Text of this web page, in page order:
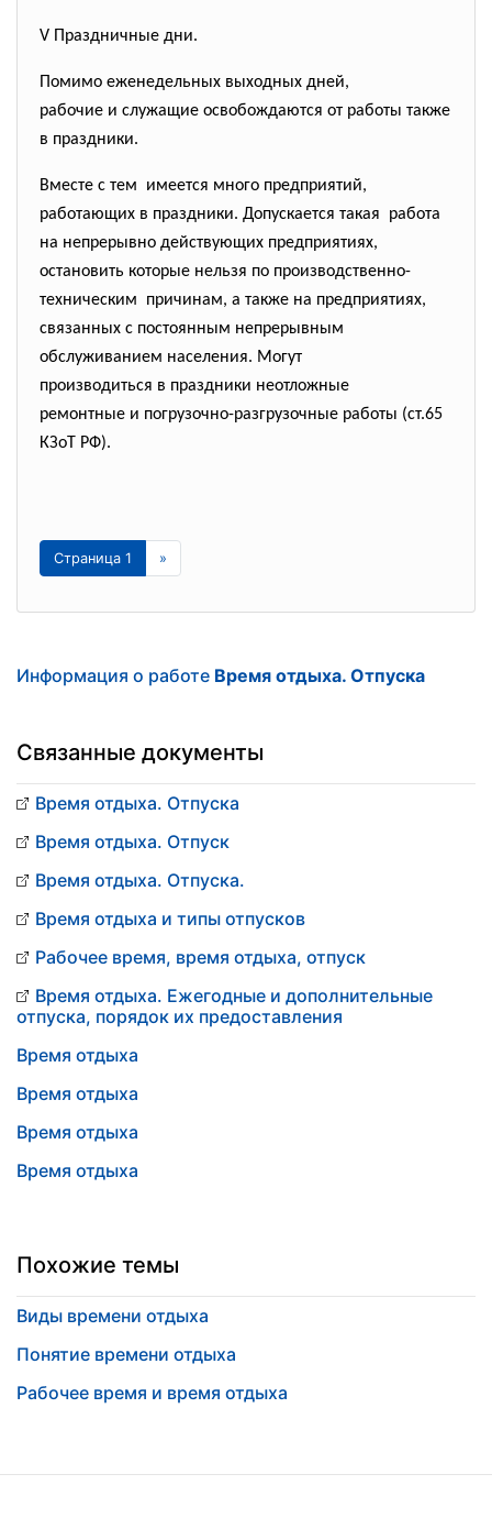
V Праздничные дни.
Помимо еженедельных выходных дней,
рабочие и служащие освобождаются от работы также
в праздники.
Вместе с тем имеется много предприятий,
работающих в праздники. Допускается такая работа
на непрерывно действующих предприятиях,
остановить которые нельзя по производственно-
техническим причинам, а также на предприятиях,
связанных с постоянным непрерывным
обслуживанием населения. Могут
производиться в праздники неотложные
ремонтные и погрузочно-разгрузочные работы (ст.65
КЗоТ РФ).
Страница 1 »
Информация о работе Время отдыха. Отпуска
Связанные документы
Время отдыха. Отпуска
Время отдыха. Отпуск
Время отдыха. Отпуска.
Время отдыха и типы отпусков
Рабочее время, время отдыха, отпуск
Время отдыха. Ежегодные и дополнительные
отпуска, порядок их предоставления
Время отдыха
Время отдыха
Время отдыха
Время отдыха
Похожие темы
Виды времени отдыха
Понятие времени отдыха
Рабочее время и время отдыха